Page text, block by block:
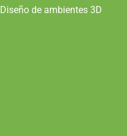
Diseño de ambientes 3D